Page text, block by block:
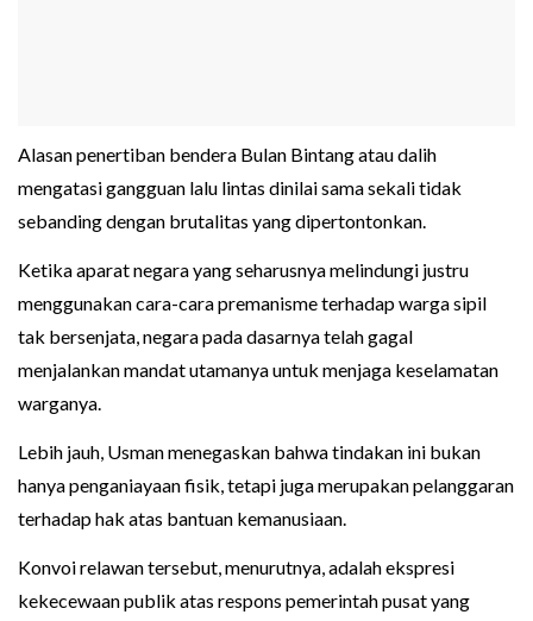
Alasan penertiban bendera Bulan Bintang atau dalih
mengatasi gangguan lalu lintas dinilai sama sekali tidak
sebanding dengan brutalitas yang dipertontonkan.
Ketika aparat negara yang seharusnya melindungi justru
menggunakan cara-cara premanisme terhadap warga sipil
tak bersenjata, negara pada dasarnya telah gagal
menjalankan mandat utamanya untuk menjaga keselamatan
warganya.
Lebih jauh, Usman menegaskan bahwa tindakan ini bukan
hanya penganiayaan fisik, tetapi juga merupakan pelanggaran
terhadap hak atas bantuan kemanusiaan.
Konvoi relawan tersebut, menurutnya, adalah ekspresi
kekecewaan publik atas respons pemerintah pusat yang